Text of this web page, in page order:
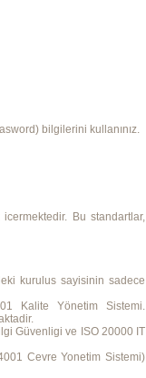
bilgilerini kullanınız.
icermektedir. Bu standartlar,
kurulus sayisinin sadece
Kalite Yönetim Sistemi.
Güvenligi ve ISO 20000 IT
Cevre Yonetim Sistemi)